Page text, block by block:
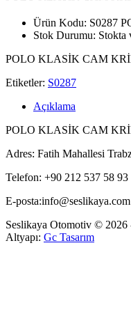
Ürün Kodu: S0287
Stok Durumu: Stokta
POLO KLASİK CAM
Etiketler: S0287
Açıklama
POLO KLASİK CAM
Adres: Fatih Mahallesi
Telefon: +90 212 537 58 93
E-posta:info@seslikaya.com
Seslikaya Otomotiv © 2026
Altyapı: Gc Tasarım